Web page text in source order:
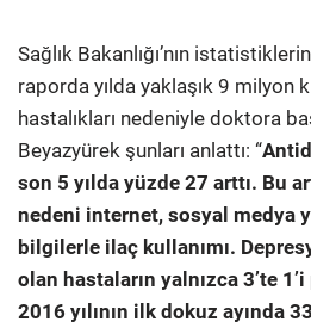
Sağlık Bakanlığı’nın
raporda yılda yaklaşık 9 milyon
hastalıkları nedeniyle doktora
Beyazyürek şunları anlattı: “
son 5 yılda yüzde 27 arttı. Bu
nedeni internet, sosyal medya
bilgilerle ilaç kullanımı.
olan hastaların yalnızca 3’te
2016 yılının ilk dokuz ayında